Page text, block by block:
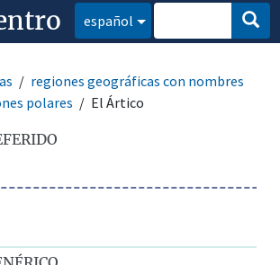
español
regiones geográficas con nombres
polares El Ártico